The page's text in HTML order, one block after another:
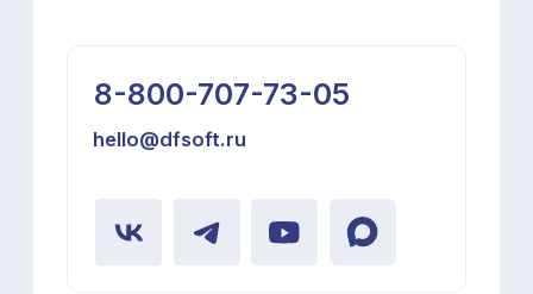
Юридическая информация